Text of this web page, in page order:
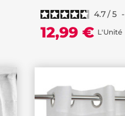
4.7/5 -
12,99 € L'Unité